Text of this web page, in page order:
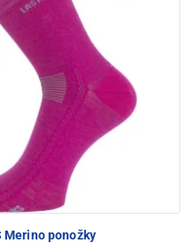
Merino ponožky